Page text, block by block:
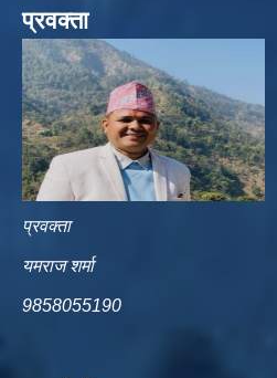
प्रवक्ता
प्रवक्ता
यमराज शर्मा
9858055190